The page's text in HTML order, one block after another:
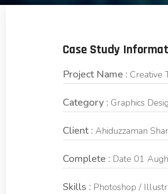
Case Study
Project Name : Creative
Category : Graphics
Client : Ahiduzzaman
Complete : Date 01
Skills : Photoshop /